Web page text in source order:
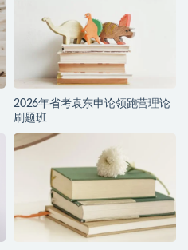
2026年省考袁东申论领跑营理论
刷题班